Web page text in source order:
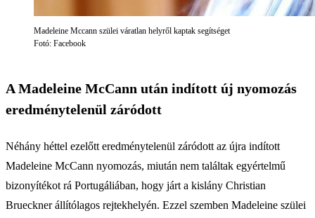
Madeleine Mccann szülei váratlan helyről kaptak segítséget
Fotó: Facebook
A Madeleine McCann után indított új nyomozás
eredménytelenül záródott
Néhány héttel ezelőtt eredménytelenül záródott az újra indított
Madeleine McCann nyomozás, miután nem találtak egyértelmű
bizonyítékot rá Portugáliában, hogy járt a kislány Christian
Brueckner állítólagos rejtekhelyén. Ezzel szemben Madeleine szülei